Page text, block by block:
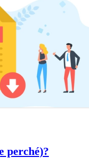
perché)?